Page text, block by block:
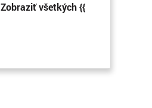
Zobraziť všetkých {{